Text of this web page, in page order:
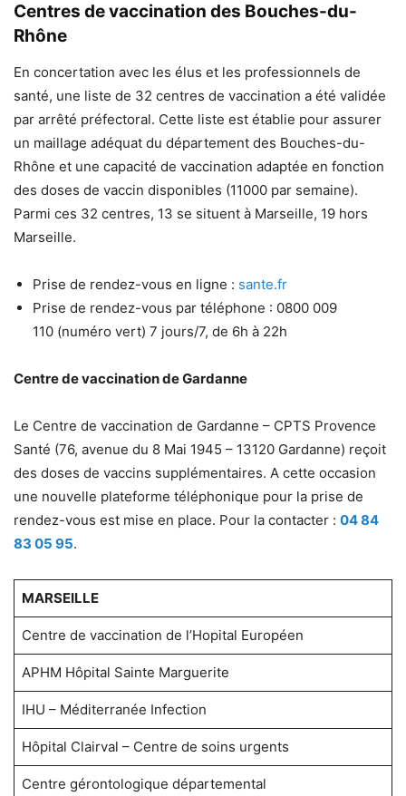
Centres de vaccination des Bouches-du-
Rhône
En concertation avec les élus et les professionnels de
santé, une liste de 32 centres de vaccination a été validée
par arrêté préfectoral. Cette liste est établie pour assurer
un maillage adéquat du département des Bouches-du-
Rhône et une capacité de vaccination adaptée en fonction
des doses de vaccin disponibles (11000 par semaine).
Parmi ces 32 centres, 13 se situent à Marseille, 19 hors
Marseille.
Prise de rendez-vous en ligne : sante.fr
Prise de rendez-vous par téléphone : 0800 009
110 (numéro vert) 7 jours/7, de 6h à 22h
Centre de vaccination de Gardanne
Le Centre de vaccination de Gardanne – CPTS Provence
Santé (76, avenue du 8 Mai 1945 – 13120 Gardanne) reçoit
des doses de vaccins supplémentaires. A cette occasion
une nouvelle plateforme téléphonique pour la prise de
rendez-vous est mise en place. Pour la contacter : 04 84
83 05 95.
MARSEILLE
Centre de vaccination de l’Hopital Européen
APHM Hôpital Sainte Marguerite
IHU – Méditerranée Infection
Hôpital Clairval – Centre de soins urgents
Centre gérontologique départemental